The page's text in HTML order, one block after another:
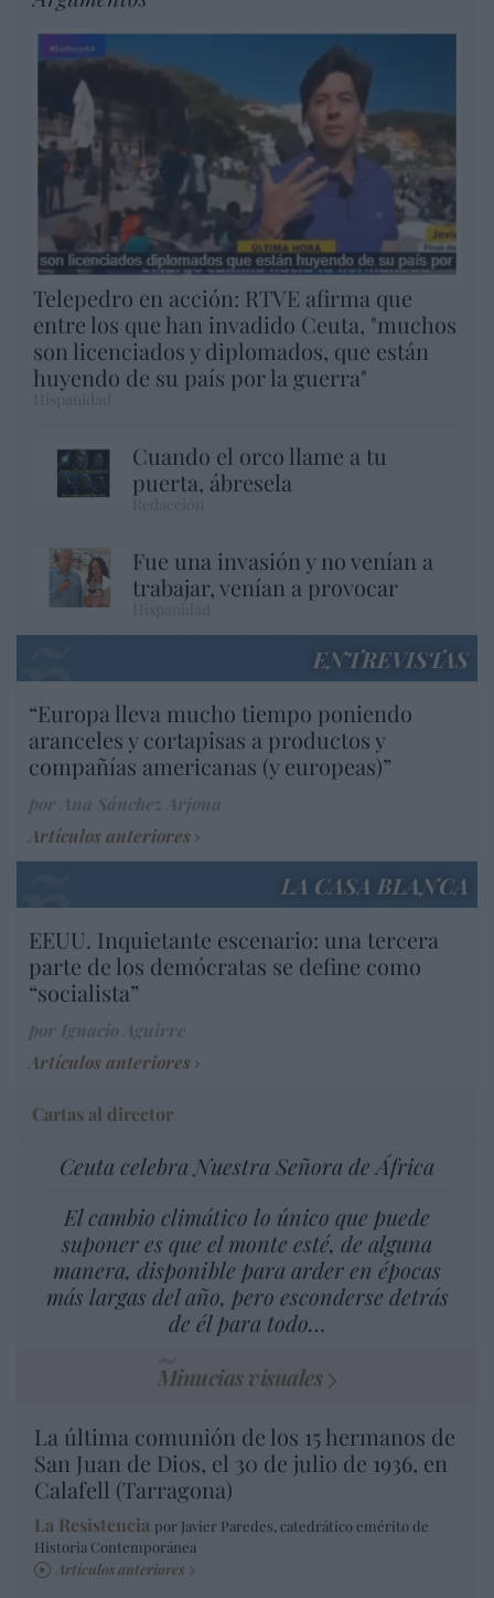
Telepedro en acción: RTVE afirma que
entre los que han invadido Ceuta, "muchos
son licenciados y diplomados, que están
huyendo de su país por la guerra"
Cuando el orco llame a tu
puerta, ábresela
Fue una invasión y no venían a
trabajar, venían a provocar
ENTREVISTAS
“Europa lleva mucho tiempo poniendo
aranceles y cortapisas a productos y
compañías americanas (y europeas)”
Artículos anteriores
LA CASA BLANCA
EEUU. Inquietante escenario: una tercera
parte de los demócratas se define como
“socialista”
Artículos anteriores
Cartas al director
Ceuta celebra Nuestra Señora de África
El cambio climático lo único que puede
suponer es que el monte esté, de alguna
manera, disponible para arder en épocas
más largas del año, pero esconderse detrás
de él para todo…
Minucias visuales
La última comunión de los 15 hermanos de
San Juan de Dios, el 30 de julio de 1936, en
Calafell (Tarragona)
La Resistencia por Javier Paredes, catedrático emérito de
Historia Contemporánea
Artículos anteriores